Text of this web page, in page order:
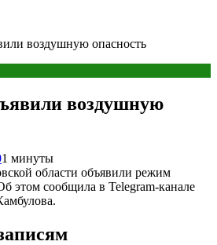
воздушную опасность
воздушную
1 минуты
области объявили режим
этом сообщила в Telegram-канале